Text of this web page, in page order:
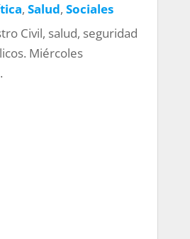
, Salud, Sociales
Civil, salud, seguridad
Miércoles